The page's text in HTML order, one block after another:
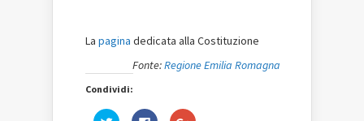
La pagina dedicata alla Costituzione
Fonte:Regione Emilia Romagna
Condividi: